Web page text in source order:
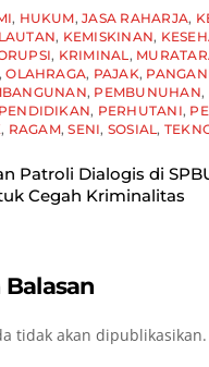
, HUKUM,JASA RAHARJA,
, KEMISKINAN,
, KRIMINAL ,
OLAHRAGA, PAJAK,
, PEMBUNUHAN,
PENDIDIKAN, PERHUTANI,
, RAGAM,SENI, SOSIAL ,
Patroli Dialogis di
Cegah Kriminalitas
tidak akan dipublikasikan.